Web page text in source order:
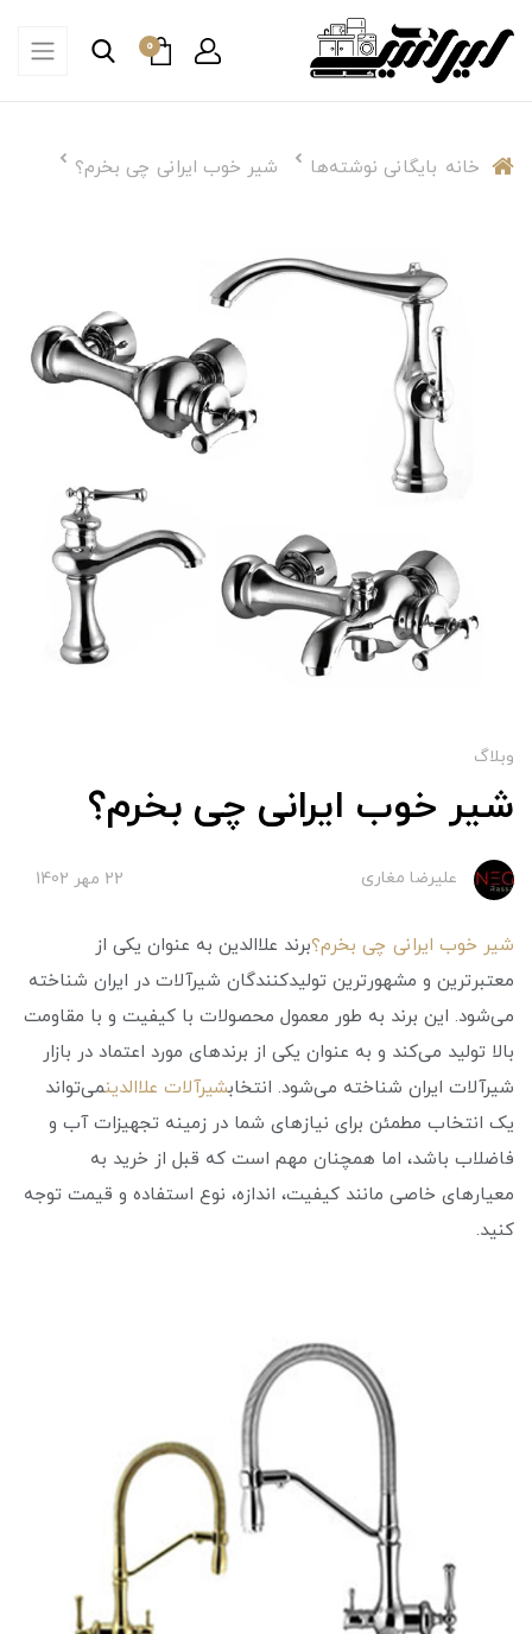
0
خانه بایگانی نوشته‌ها شیر خوب ایرانی چی بخرم؟
وبلاگ
شیر خوب ایرانی چی بخرم؟
علیرضا مغاری 22 مهر 1402
شیر خوب ایرانی چی بخرم؟برند علاالدین به عنوان یکی از
معتبرترین و مشهورترین تولیدکنندگان شیرآلات در ایران شناخته
می‌شود. این برند به طور معمول محصولات با کیفیت و با مقاومت
بالا تولید می‌کند و به عنوان یکی از برندهای مورد اعتماد در بازار
شیرآلات ایران شناخته می‌شود. انتخابشیرآلات علاالدینمی‌تواند
یک انتخاب مطمئن برای نیازهای شما در زمینه تجهیزات آب و
فاضلاب باشد، اما همچنان مهم است که قبل از خرید به
معیارهای خاصی مانند کیفیت، اندازه، نوع استفاده و قیمت توجه
کنید.